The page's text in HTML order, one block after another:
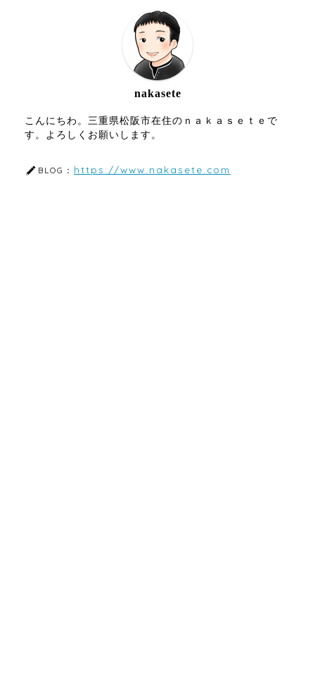
nakasete
こんにちわ。三重県松阪市在住のｎａｋａｓｅｔｅで
す。よろしくお願いします。
BLOG： https://www.nakasete.com